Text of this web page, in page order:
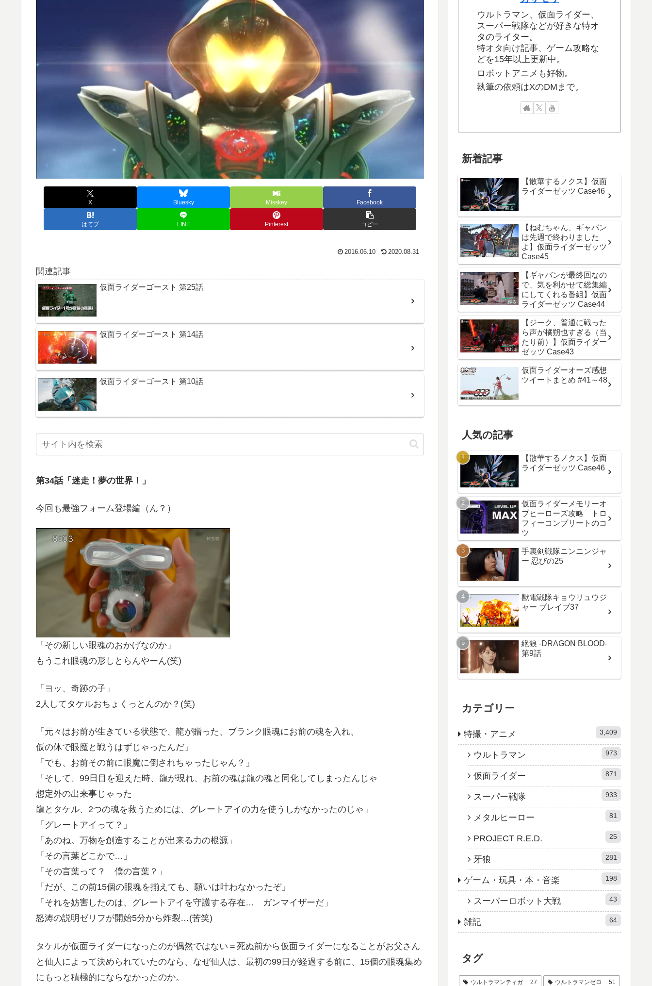
X Bluesky Misskey Facebook
はてブ LINE Pinterest コピー
2016.06.10 2020.08.31
関連記事
仮面ライダーゴースト 第25話
仮面ライダーゴースト 第14話
仮面ライダーゴースト 第10話
第34話「迷走！夢の世界！」
今回も最強フォーム登場編（ん？）
「その新しい眼魂のおかげなのか」
もうこれ眼魂の形しとらんやーん(笑)
「ヨッ、奇跡の子」
2人してタケルおちょくっとんのか？(笑)
「元々はお前が生きている状態で、龍が贈った、ブランク眼魂にお前の魂を入れ、
仮の体で眼魔と戦うはずじゃったんだ」
「でも、お前その前に眼魔に倒されちゃったじゃん？」
「そして、99日目を迎えた時、龍が現れ、お前の魂は龍の魂と同化してしまったんじゃ
想定外の出来事じゃった
龍とタケル、2つの魂を救うためには、グレートアイの力を使うしかなかったのじゃ」
「グレートアイって？」
「あのね。万物を創造することが出来る力の根源」
「その言葉どこかで…」
「その言葉って？ 僕の言葉？」
「だが、この前15個の眼魂を揃えても、願いは叶わなかったぞ」
「それを妨害したのは、グレートアイを守護する存在… ガンマイザーだ」
怒涛の説明ゼリフが開始5分から炸裂…(苦笑)
タケルが仮面ライダーになったのが偶然ではない＝死ぬ前から仮面ライダーになることがお父さん
と仙人によって決められていたのなら、なぜ仙人は、最初の99日が経過する前に、15個の眼魂集め
にもっと積極的にならなかったのか。
ウルトラマン、仮面ライダー、
スーパー戦隊などが好きな特オ
タのライター。
特オタ向け記事、ゲーム攻略な
どを15年以上更新中。
ロボットアニメも好物。
執筆の依頼はXのDMまで。
新着記事
【散華するノクス】仮面
ライダーゼッツ Case46
【ねむちゃん、ギャバン
は先週で終わりました
よ】仮面ライダーゼッツ
Case45
【ギャバンが最終回なの
で、気を利かせて総集編
にしてくれる番組】仮面
ライダーゼッツ Case44
【ジーク、普通に戦った
ら声が橘朔也すぎる（当
たり前）】仮面ライダー
ゼッツ Case43
仮面ライダーオーズ感想
ツイートまとめ #41～48
人気の記事
【散華するノクス】仮面
ライダーゼッツ Case46
仮面ライダーメモリーオ
ブヒーローズ攻略 トロ
フィーコンプリートのコ
ツ
手裏剣戦隊ニンニンジャ
ー 忍びの25
獣電戦隊キョウリュウジ
ャー ブレイブ37
絶狼 -DRAGON BLOOD-
第9話
カテゴリー
特撮・アニメ 3,409
ウルトラマン 973
仮面ライダー 871
スーパー戦隊 933
メタルヒーロー 81
PROJECT R.E.D. 25
牙狼 281
ゲーム・玩具・本・音楽 198
スーパーロボット大戦 43
雑記 64
タグ
ウルトラマンティガ 27 ウルトラマンゼロ 51